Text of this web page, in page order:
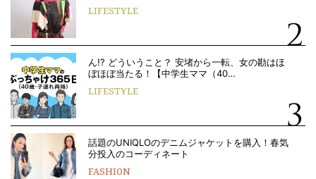
LIFESTYLE
ん!? どういうこと？ 安堵から一転、女の勘はほ
ぼほぼ当たる！【中学生ママ（40…
LIFESTYLE
話題のUNIQLOのデニムジャケットを購入！春気
分投入のコーディネート
FASHION